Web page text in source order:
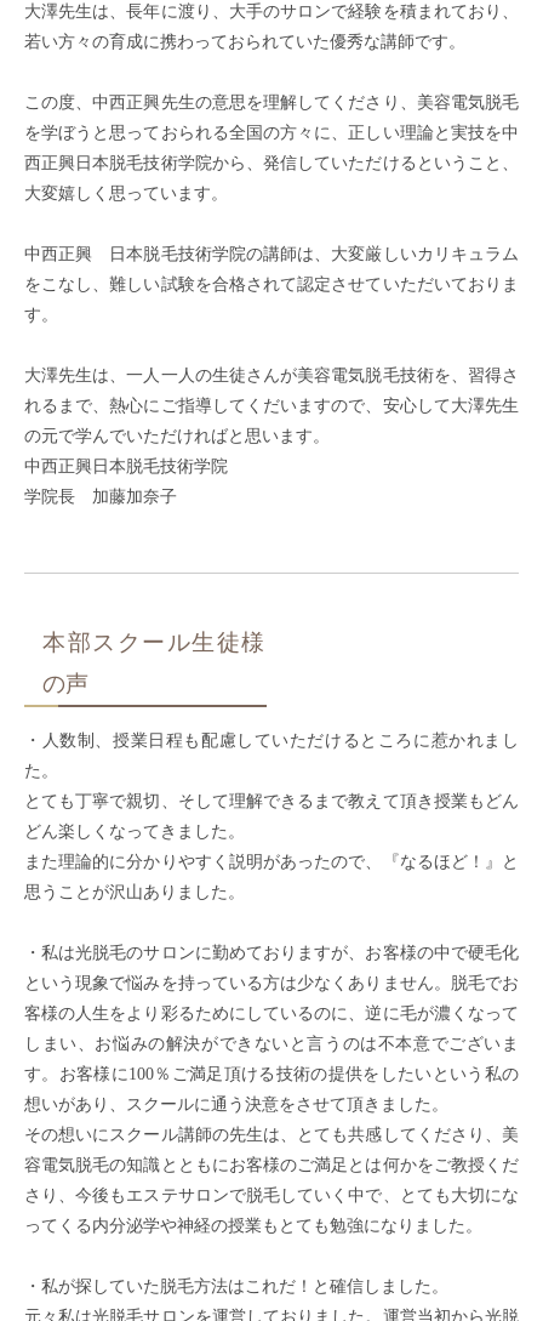
大澤先生は、長年に渡り、大手のサロンで経験を積まれており、
若い方々の育成に携わっておられていた優秀な講師です。
この度、中西正興先生の意思を理解してくださり、美容電気脱毛
を学ぼうと思っておられる全国の方々に、正しい理論と実技を中
西正興日本脱毛技術学院から、発信していただけるということ、
大変嬉しく思っています。
中西正興 日本脱毛技術学院の講師は、大変厳しいカリキュラム
をこなし、難しい試験を合格されて認定させていただいておりま
す。
大澤先生は、一人一人の生徒さんが美容電気脱毛技術を、習得さ
れるまで、熱心にご指導してくだいますので、安心して大澤先生
の元で学んでいただければと思います。
中西正興日本脱毛技術学院
学院長 加藤加奈子
本部スクール生徒様
の声
・人数制、授業日程も配慮していただけるところに惹かれまし
た。
とても丁寧で親切、そして理解できるまで教えて頂き授業もどん
どん楽しくなってきました。
また理論的に分かりやすく説明があったので、『なるほど！』と
思うことが沢山ありました。
・私は光脱毛のサロンに勤めておりますが、お客様の中で硬毛化
という現象で悩みを持っている方は少なくありません。脱毛でお
客様の人生をより彩るためにしているのに、逆に毛が濃くなって
しまい、お悩みの解決ができないと言うのは不本意でございま
す。お客様に100％ご満足頂ける技術の提供をしたいという私の
想いがあり、スクールに通う決意をさせて頂きました。
その想いにスクール講師の先生は、とても共感してくださり、美
容電気脱毛の知識とともにお客様のご満足とは何かをご教授くだ
さり、今後もエステサロンで脱毛していく中で、とても大切にな
ってくる内分泌学や神経の授業もとても勉強になりました。
・私が探していた脱毛方法はこれだ！と確信しました。
元々私は光脱毛サロンを運営しておりました。運営当初から光脱